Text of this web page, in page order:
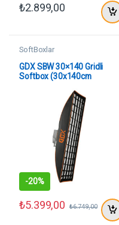
₺2.899,00
SoftBoxlar
GDX SBW 30×140 Gridli
Softbox (30x140cm
-20%
₺5.399,00 ₺6.749,00